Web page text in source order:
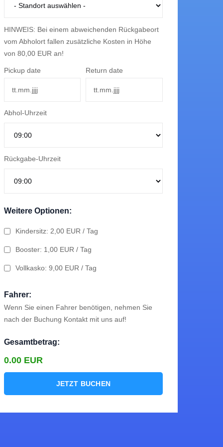
HINWEIS: Bei einem abweichenden Rückgabeort
vom Abholort fallen zusätzliche Kosten in Höhe
von 80,00 EUR an!
Pickup date Return date
Abhol-Uhrzeit
Rückgabe-Uhrzeit
Weitere Optionen:
Kindersitz: 2,00 EUR / Tag
Booster: 1,00 EUR / Tag
Vollkasko: 9,00 EUR / Tag
Fahrer:
Wenn Sie einen Fahrer benötigen, nehmen Sie
nach der Buchung Kontakt mit uns auf!
Gesamtbetrag:
0.00EUR
JETZT BUCHEN
be older
Auto zu
Bar bei der
oder einer
(+30)
Weise mit